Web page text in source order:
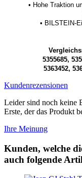
• Hohe Traktion
• BILSTEIN-
5355685,
5363452,
Kundenrezensionen
Leider sind noch keine
Erste, der das Produkt
Ihre Meinung
Kunden, welche
auch folgende